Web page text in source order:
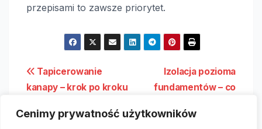
Cenimy prywatność użytkowników
przepisami to zawsze priorytet.
Nawigacja
wpisu
Izolacja pozioma
fundamentów – co
Tapicerowanie
kanapy – krok po kroku